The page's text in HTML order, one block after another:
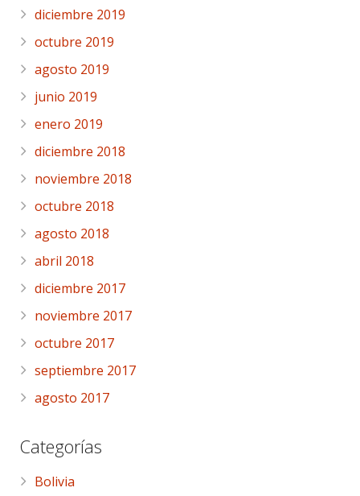
diciembre 2019
octubre 2019
agosto 2019
junio 2019
enero 2019
diciembre 2018
noviembre 2018
octubre 2018
agosto 2018
abril 2018
diciembre 2017
noviembre 2017
octubre 2017
septiembre 2017
agosto 2017
Categorías
Bolivia